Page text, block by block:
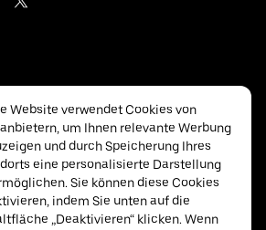
Inc.
Website verwendet Cookies von
um Ihnen relevante Werbung
und durch Speicherung Ihres
eine personalisierte Darstellung
Sie können diese Cookies
indem Sie unten auf die
„Deaktivieren“ klicken. Wenn